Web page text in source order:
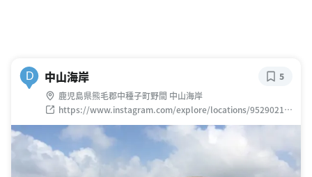
D 中山海岸
鹿児島県熊毛郡中種子町野間 中山海岸
https://www.instagram.com/explore/locations/95290212
3
5